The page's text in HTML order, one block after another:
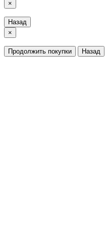
×
Назад
×
Продолжить покупки Назад